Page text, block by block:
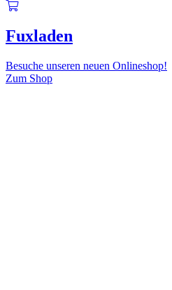
Fuxladen
Besuche unseren neuen Onlineshop!
Zum Shop